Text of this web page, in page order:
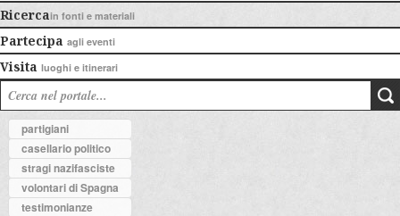
Ricercain fonti e materiali
Partecipa agli eventi
Visita luoghi e itinerari
partigiani
casellario politico
stragi nazifasciste
volontari di Spagna
testimonianze